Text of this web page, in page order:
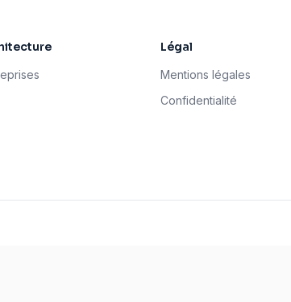
Légal
Mentions légales
Confidentialité